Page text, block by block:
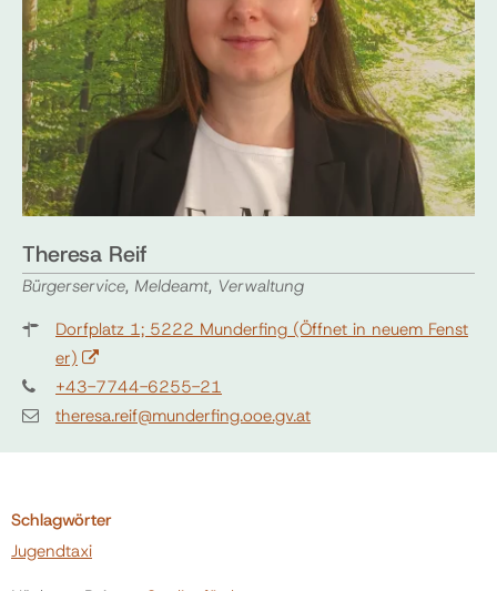
Theresa Reif
Bürgerservice, Meldeamt, Verwaltung
Dorfplatz 1; 5222 Munderfing (Öffnet in neuem Fenst
er)
+43-7744-6255-21
theresa.reif@munderfing.ooe.gv.at
Schlagwörter
Jugendtaxi